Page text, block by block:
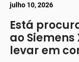
julho 10, 2026
Está
ao Siemens
levar em